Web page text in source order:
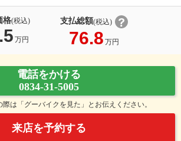
格(税込)
万円
支払総額(税込)
76.8 万円
電話をかける
0834-31-5005
は「グーバイクを見た」とお伝えください。
来店を予約する